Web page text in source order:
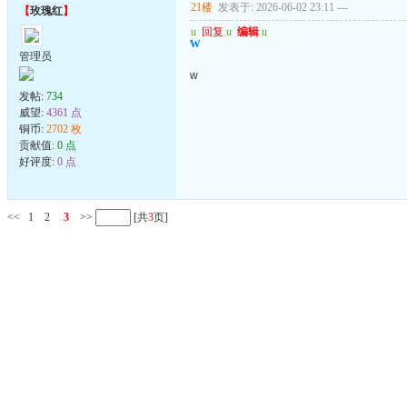
【玫瑰红】
管理员
发帖: 734
威望: 4361 点
铜币: 2702 枚
贡献值: 0 点
好评度: 0 点
21楼 发表于: 2026-06-02 23:11 ---
u 回复 u 编辑 u
w
w
<< 1 2 3 >> [共3页]